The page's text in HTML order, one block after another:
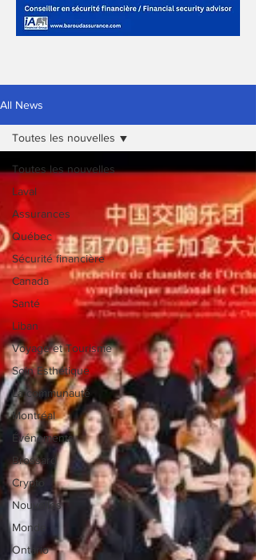
All News
Toutes les nouvelles
Laval
Assurances
Québec
Sécurité financière
Canada
Santé
Liban
Voyage et Tourisme
Soin Esthétique
La communauté
Montréal
Événements
Brossard
Crypto
Nouvelles
Monde
Ontario
Toutes les nouvelles